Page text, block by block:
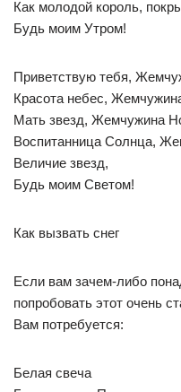
Как молодой король,
Будь моим Утром!
Приветствую тебя,
Красота небес,
Мать звезд, Жемчужина
Воспитанница Солнца,
Величие звезд,
Будь моим Светом!
Как вызвать снег
Если вам зачем-либо
попробовать этот очень
Вам потребуется:
Белая свеча